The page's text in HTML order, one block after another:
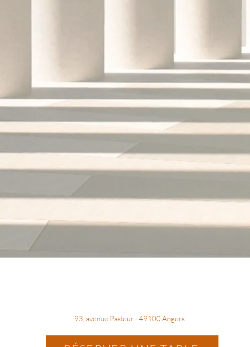
93, avenue Pasteur - 49100 Angers